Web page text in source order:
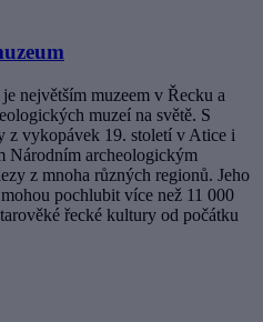
největším muzeem v Řecku a
muzeí na světě. S
z vykopávek 19. století v Atice i
Národním archeologickým
z mnoha různých regionů. Jeho
pochlubit více než 11 000
řecké kultury od počátku